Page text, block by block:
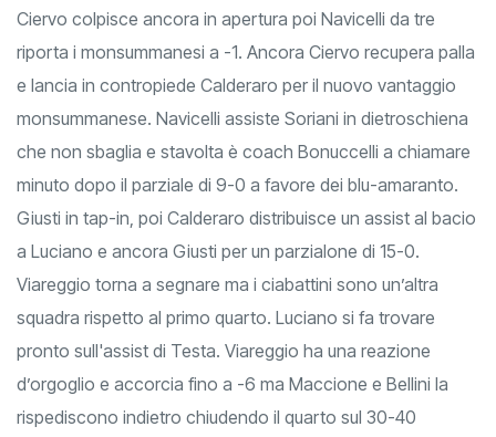
Ciervo colpisce ancora in apertura poi Navicelli da tre
riporta i monsummanesi a -1. Ancora Ciervo recupera palla
e lancia in contropiede Calderaro per il nuovo vantaggio
monsummanese. Navicelli assiste Soriani in dietroschiena
che non sbaglia e stavolta è coach Bonuccelli a chiamare
minuto dopo il parziale di 9-0 a favore dei blu-amaranto.
Giusti in tap-in, poi Calderaro distribuisce un assist al bacio
a Luciano e ancora Giusti per un parzialone di 15-0.
Viareggio torna a segnare ma i ciabattini sono un’altra
squadra rispetto al primo quarto. Luciano si fa trovare
pronto sull'assist di Testa. Viareggio ha una reazione
d’orgoglio e accorcia fino a -6 ma Maccione e Bellini la
rispediscono indietro chiudendo il quarto sul 30-40